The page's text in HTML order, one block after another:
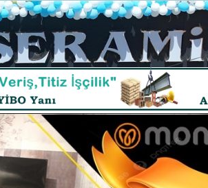
hayırlı olsun ziyareti.